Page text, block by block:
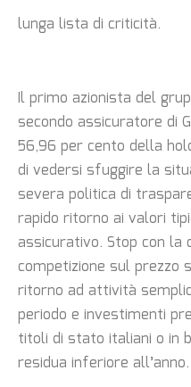
lunga lista di criticità.
Il primo azionista del
secondo assicuratore di
56,96 per cento della
di vedersi sfuggire la
severa politica di
rapido ritorno ai valori
assicurativo. Stop con
competizione sul prezzo
ritorno ad attività
periodo e investimenti
titoli di stato italiani o in
residua inferiore all’anno.